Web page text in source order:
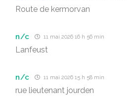
Route de kermorvan
n/c 11 mai 2026 16 h 56 min
Lanfeust
n/c 11 mai 2026 15 h 58 min
rue lieutenant jourden